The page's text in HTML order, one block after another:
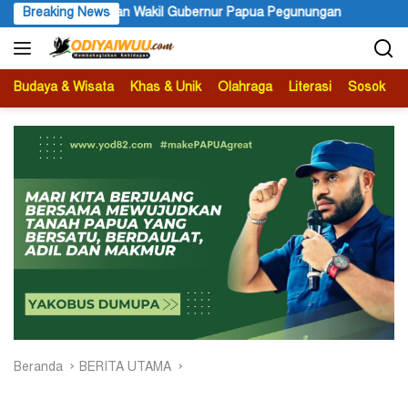
Langsung
ke
konten
Breaking News
Gubernur Papua Pegunungan PBB Mengakui
Budaya & Wisata Khas & Unik Olahraga Literasi Sosok
Beranda BERITA UTAMA